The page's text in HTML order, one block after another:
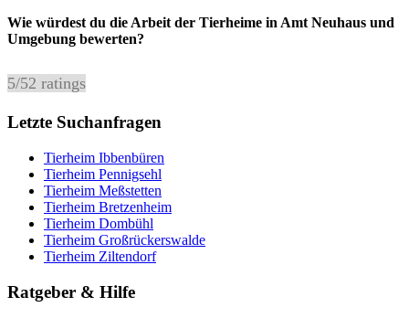
Wie würdest du die Arbeit der Tierheime in Amt Neuhaus und
Umgebung bewerten?
5/52 ratings
Letzte Suchanfragen
Tierheim Ibbenbüren
Tierheim Pennigsehl
Tierheim Meßstetten
Tierheim Bretzenheim
Tierheim Dombühl
Tierheim Großrückerswalde
Tierheim Ziltendorf
Ratgeber & Hilfe